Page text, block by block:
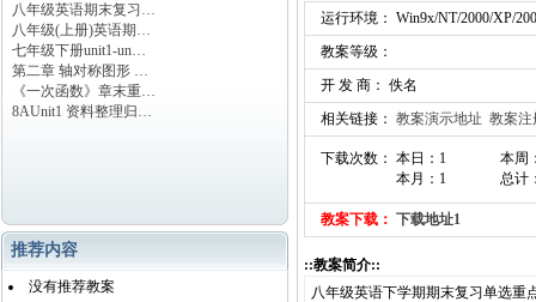
八年级英语期末复习…
八年级(上册)英语期…
七年级下册unit1-un…
第二章 轴对称图形 …
《一次函数》章末重…
8AUnit1 资料整理归…
推荐内容
没有推荐教案
运行环境： Win9x/NT/2000/XP/
教案等级：
开 发 商： 佚名
相关链接： 教案演示地址 教案注
下载次数： 本日：1
本月：1
本周
总计
教案下载： 下载地址1
::教案简介::
八年级英语下学期期末复习单选重